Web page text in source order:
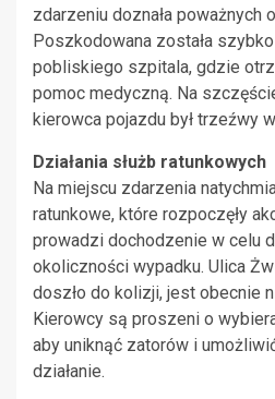
zdarzeniu doznała poważnych
Poszkodowana została
pobliskiego szpitala, gdzie
pomoc medyczną. Na
kierowca pojazdu był trzeźwy
Działania służb ratunkowych
Na miejscu zdarzenia
ratunkowe, które rozpoczęły
prowadzi dochodzenie w celu
okoliczności wypadku. Ulica
doszło do kolizji, jest obecnie
Kierowcy są proszeni o
aby uniknąć zatorów i
działanie.